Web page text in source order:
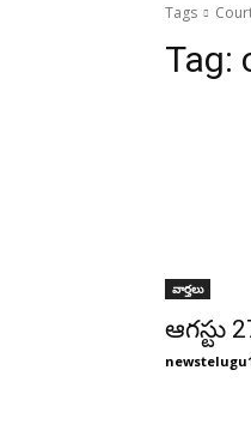
Tags
Tag:
వార్తలు
ఆగస్టు